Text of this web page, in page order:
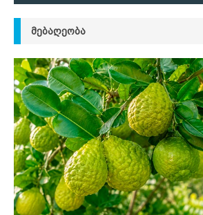
ᲛᲔᲑᲐᲦᲔᲝᲑᲐ